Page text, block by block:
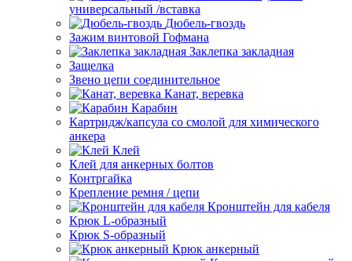
универсальный /вставка
Дюбель-гвоздь
Зажим винтовой Гофмана
Заклепка закладная
Защелка
Звено цепи соединительное
Канат, веревка
Карабин
Картридж/капсула со смолой для химического
анкера
Клей
Клей для анкерных болтов
Контргайка
Крепление ремня / цепи
Кронштейн для кабеля
Крюк L-образный
Крюк S-образный
Крюк анкерный